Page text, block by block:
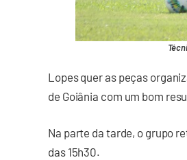
Lopes quer as peças
de Goiânia com um bom
Na parte da tarde, o grupo
das 15h30.